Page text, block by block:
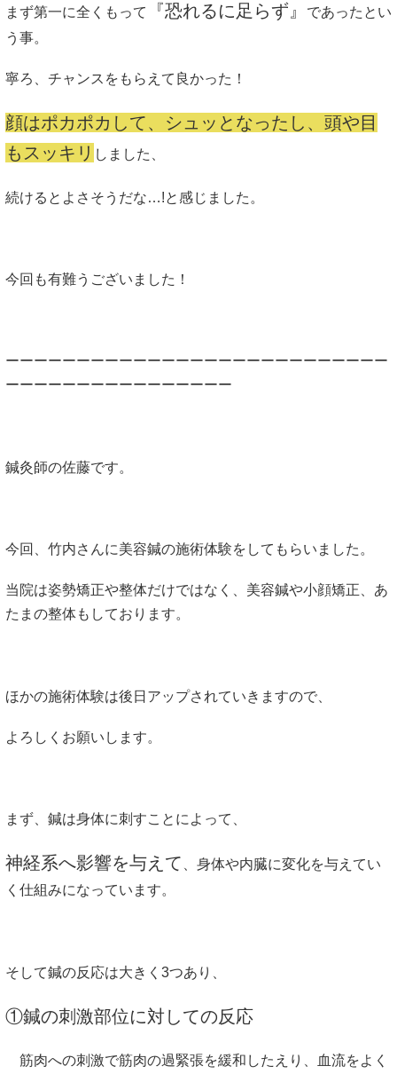
まず第一に全くもって 『恐れるに足らず』
であったとい
う事。
寧ろ、チャンスをもらえて良かった！
顔はポカポカして、シュッとなったし、頭や目
もスッキリ しました、
続けるとよさそうだな…!と感じました。
今回も有難うございました！
ーーーーーーーーーーーーーーーーーーーーーーーーーーー
ーーーーーーーーーーーーーーーー
鍼灸師の佐藤です。
今回、竹内さんに美容鍼の施術体験をしてもらいました。
当院は姿勢矯正や整体だけではなく、美容鍼や小顔矯正、あ
たまの整体もしております。
ほかの施術体験は後日アップされていきますので、
よろしくお願いします。
まず、鍼は身体に刺すことによって、
神経系へ影響を与えて 、身体や内臓に変化を与えてい
く仕組みになっています。
そして鍼の反応は大きく3つあり、
①鍼の刺激部位に対しての反応
筋肉への刺激で筋肉の過緊張を緩和したえり、血流をよく